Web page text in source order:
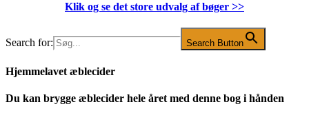
Klik og se det store udvalg af bøger >>
Search for: Search Button
Hjemmelavet æblecider
Du kan brygge æblecider hele året med denne bog i hånden